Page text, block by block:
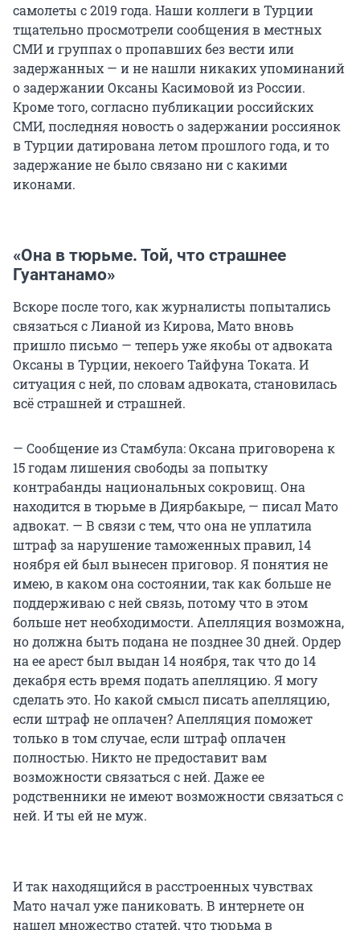
самолеты с 2019 года. Наши коллеги в Турции
тщательно просмотрели сообщения в местных
СМИ и группах о пропавших без вести или
задержанных — и не нашли никаких упоминаний
о задержании Оксаны Касимовой из России.
Кроме того, согласно публикации российских
СМИ, последняя новость о задержании россиянок
в Турции датирована летом прошлого года, и то
задержание не было связано ни с какими
иконами.
«Она в тюрьме. Той, что страшнее
Гуантанамо»
Вскоре после того, как журналисты попытались
связаться с Лианой из Кирова, Мато вновь
пришло письмо — теперь уже якобы от адвоката
Оксаны в Турции, некоего Тайфуна Токата. И
ситуация с ней, по словам адвоката, становилась
всё страшней и страшней.
— Сообщение из Стамбула: Оксана приговорена к
15 годам лишения свободы за попытку
контрабанды национальных сокровищ. Она
находится в тюрьме в Диярбакыре, — писал Мато
адвокат. — В связи с тем, что она не уплатила
штраф за нарушение таможенных правил, 14
ноября ей был вынесен приговор. Я понятия не
имею, в каком она состоянии, так как больше не
поддерживаю с ней связь, потому что в этом
больше нет необходимости. Апелляция возможна,
но должна быть подана не позднее 30 дней. Ордер
на ее арест был выдан 14 ноября, так что до 14
декабря есть время подать апелляцию. Я могу
сделать это. Но какой смысл писать апелляцию,
если штраф не оплачен? Апелляция поможет
только в том случае, если штраф оплачен
полностью. Никто не предоставит вам
возможности связаться с ней. Даже ее
родственники не имеют возможности связаться с
ней. И ты ей не муж.
И так находящийся в расстроенных чувствах
Мато начал уже паниковать. В интернете он
нашел множество статей, что тюрьма в